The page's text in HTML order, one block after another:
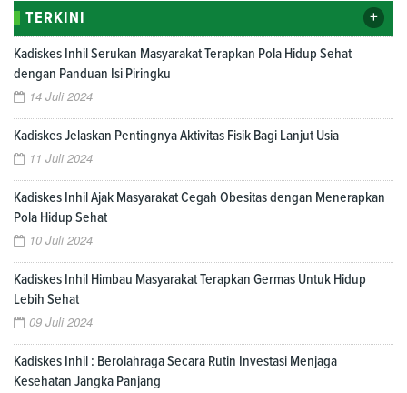
TERKINI +
Kadiskes Inhil Serukan Masyarakat Terapkan Pola Hidup Sehat
dengan Panduan Isi Piringku
14 Juli 2024
Kadiskes Jelaskan Pentingnya Aktivitas Fisik Bagi Lanjut Usia
11 Juli 2024
Kadiskes Inhil Ajak Masyarakat Cegah Obesitas dengan Menerapkan
Pola Hidup Sehat
10 Juli 2024
Kadiskes Inhil Himbau Masyarakat Terapkan Germas Untuk Hidup
Lebih Sehat
09 Juli 2024
Kadiskes Inhil : Berolahraga Secara Rutin Investasi Menjaga
Kesehatan Jangka Panjang